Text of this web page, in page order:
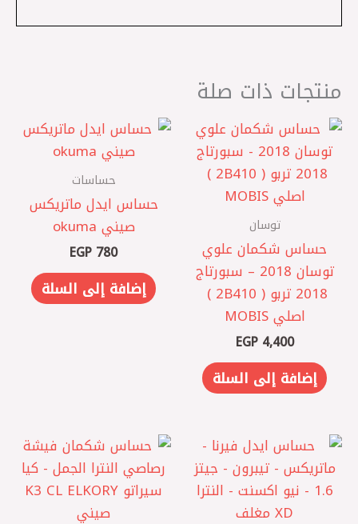
منتجات ذات صلة
توسان
حساس شكمان علوي
توسان 2018 – سبورتاج
2018 تربو ( 2B410 ) ‏
اصلي MOBIS
EGP4,400
إضافة إلى السلة
حساسات
حساس ايدل ماتريكس
صيني okuma
EGP 780
إضافة إلى السلة